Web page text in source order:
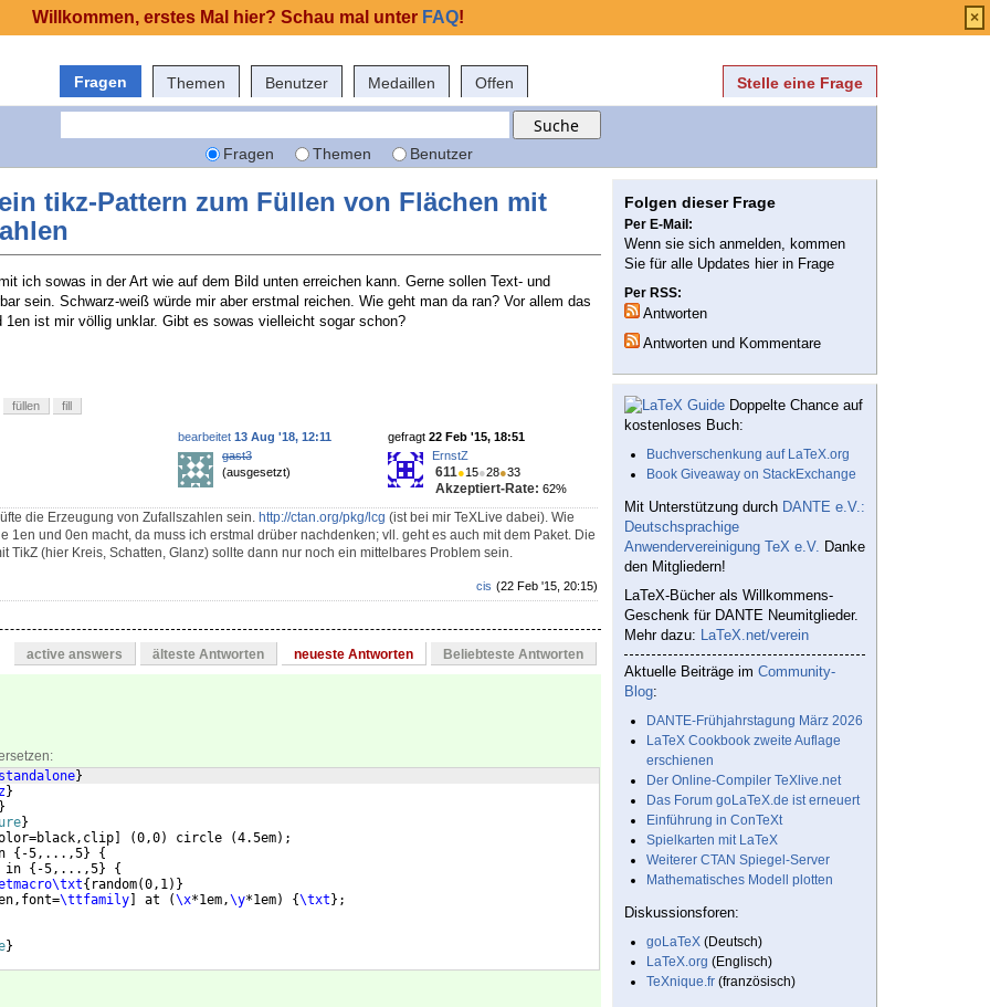
Fragen Themen Benutzer Medaillen Offen Stelle eine Frage
Fragen Themen Benutzer
tikz-Pattern zum Füllen von Flächen mit
ich sowas in der Art wie auf dem Bild unten erreichen kann. Gerne sollen Text- und
sein. Schwarz-weiß würde mir aber erstmal reichen. Wie geht man da ran? Vor allem das
1en ist mir völlig unklar. Gibt es sowas vielleicht sogar schon?
füllen fill
gefragt 22 Feb '15, 18:51
ErnstZ
611●15●28●33
Akzeptiert-Rate: 62%
bearbeitet 13 Aug '18, 12:11
gast3
(ausgesetzt)
die Erzeugung von Zufallszahlen sein. http://ctan.org/pkg/lcg (ist bei mir TeXLive dabei). Wie
1en und 0en macht, da muss ich erstmal drüber nachdenken; vll. geht es auch mit dem Paket. Die
TikZ (hier Kreis, Schatten, Glanz) sollte dann nur noch ein mittelbares Problem sein.
(22 Feb '15, 20:15)
cis
active answers älteste Antworten neueste Antworten Beliebteste Antworten
}
}
}
(0,0) circle (4.5em) ;
{ -5,...,5}
{
{ -5,...,5}
{
{ random(0,1)}
\ttfamily at (\x*1em,\y*1em) {\txt } ;
}
Folgen dieser Frage
Per E-Mail:
Wenn sie sich anmelden, kommen
Sie für alle Updates hier in Frage
Per RSS:
Antworten
Antworten und Kommentare
Doppelte Chance auf
kostenloses Buch:
Buchverschenkung auf LaTeX.org
Book Giveaway on StackExchange
Mit Unterstützung durch DANTE e.V.:
Deutschsprachige
Anwendervereinigung TeX e.V. Danke
den Mitgliedern!
LaTeX-Bücher als Willkommens-
Geschenk für DANTE Neumitglieder.
Mehr dazu: LaTeX.net/verein
Aktuelle Beiträge im Community-
Blog:
DANTE-Frühjahrstagung März 2026
LaTeX Cookbook zweite Auflage
erschienen
Der Online-Compiler TeXlive.net
Das Forum goLaTeX.de ist erneuert
Einführung in ConTeXt
Spielkarten mit LaTeX
Weiterer CTAN Spiegel-Server
Mathematisches Modell plotten
Diskussionsforen:
goLaTeX (Deutsch)
LaTeX.org (Englisch)
TeXnique.fr (französisch)
Willkommen, erstes Mal hier? Schau mal unter FAQ! ×